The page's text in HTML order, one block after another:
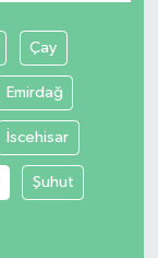
Çay
Emirdağ
İscehisar
Şuhut